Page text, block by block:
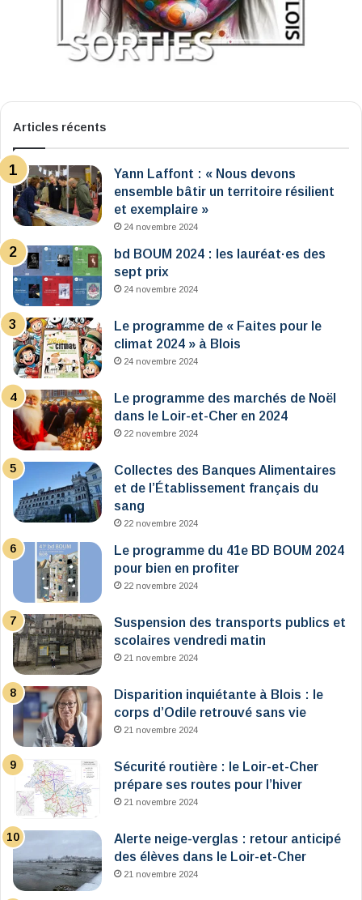
Articles récents
Yann Laffont : « Nous devons
ensemble bâtir un territoire résilient
et exemplaire »
24 novembre 2024
bd BOUM 2024 : les lauréat·es des
sept prix
24 novembre 2024
Le programme de « Faites pour le
climat 2024 » à Blois
24 novembre 2024
Le programme des marchés de Noël
dans le Loir-et-Cher en 2024
22 novembre 2024
Collectes des Banques Alimentaires
et de l’Établissement français du
sang
22 novembre 2024
Le programme du 41e BD BOUM 2024
pour bien en profiter
22 novembre 2024
Suspension des transports publics et
scolaires vendredi matin
21 novembre 2024
Disparition inquiétante à Blois : le
corps d’Odile retrouvé sans vie
21 novembre 2024
Sécurité routière : le Loir-et-Cher
prépare ses routes pour l’hiver
21 novembre 2024
Alerte neige-verglas : retour anticipé
des élèves dans le Loir-et-Cher
21 novembre 2024